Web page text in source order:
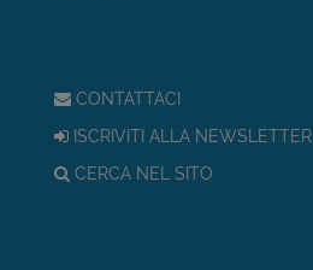
CONTATTACI
ISCRIVITI ALLA NEWSLETTER
CERCA NEL SITO